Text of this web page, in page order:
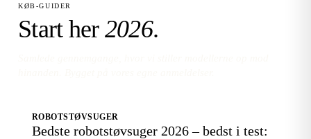
KØB-GUIDER
Start her 2026.
ROBOTSTØVSUGER
Bedste robotstøvsuger 2026 – bedst i test: